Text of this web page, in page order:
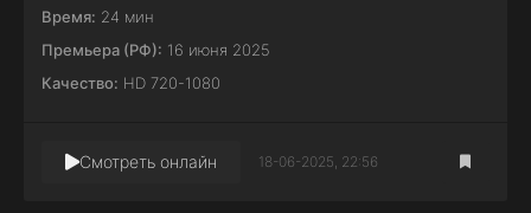
Время: 24 мин
Премьера (РФ): 16 июня 2025
Качество: HD 720-1080
Смотреть онлайн 18-06-2025, 22:56